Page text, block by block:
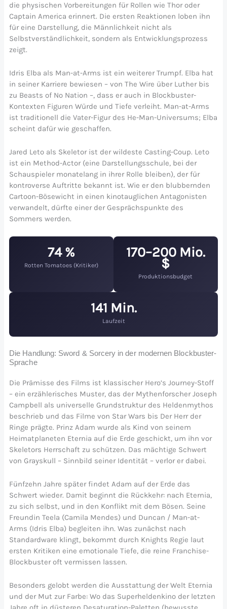
die physischen Vorbereitungen für Rollen wie Thor oder
Captain America erinnert. Die ersten Reaktionen loben ihn
für eine Darstellung, die Männlichkeit nicht als
Selbstverständlichkeit, sondern als Entwicklungsprozess
zeigt.
Idris Elba als Man-at-Arms ist ein weiterer Trumpf. Elba hat
in seiner Karriere bewiesen – von The Wire über Luther bis
zu Beasts of No Nation –, dass er auch in Blockbuster-
Kontexten Figuren Würde und Tiefe verleiht. Man-at-Arms
ist traditionell die Vater-Figur des He-Man-Universums; Elba
scheint dafür wie geschaffen.
Jared Leto als Skeletor ist der wildeste Casting-Coup. Leto
ist ein Method-Actor (eine Darstellungsschule, bei der
Schauspieler monatelang in ihrer Rolle bleiben), der für
kontroverse Auftritte bekannt ist. Wie er den blubbernden
Cartoon-Bösewicht in einen kinotauglichen Antagonisten
verwandelt, dürfte einer der Gesprächspunkte des
Sommers werden.
74 %
Rotten Tomatoes (Kritiker)
170–200 Mio.
$
Produktionsbudget
141 Min.
Laufzeit
Die Handlung: Sword & Sorcery in der modernen Blockbuster-
Sprache
Die Prämisse des Films ist klassischer Hero’s Journey-Stoff
– ein erzählerisches Muster, das der Mythenforscher Joseph
Campbell als universelle Grundstruktur des Heldenmythos
beschrieb und das Filme von Star Wars bis Der Herr der
Ringe prägte. Prinz Adam wurde als Kind von seinem
Heimatplaneten Eternia auf die Erde geschickt, um ihn vor
Skeletors Herrschaft zu schützen. Das mächtige Schwert
von Grayskull – Sinnbild seiner Identität – verlor er dabei.
Fünfzehn Jahre später findet Adam auf der Erde das
Schwert wieder. Damit beginnt die Rückkehr: nach Eternia,
zu sich selbst, und in den Konflikt mit dem Bösen. Seine
Freundin Teela (Camila Mendes) und Duncan / Man-at-
Arms (Idris Elba) begleiten ihn. Was zunächst nach
Standardware klingt, bekommt durch Knights Regie laut
ersten Kritiken eine emotionale Tiefe, die reine Franchise-
Blockbuster oft vermissen lassen.
Besonders gelobt werden die Ausstattung der Welt Eternia
und der Mut zur Farbe: Wo das Superheldenkino der letzten